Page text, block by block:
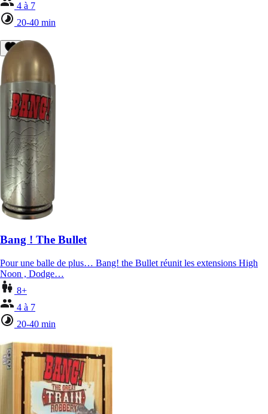
4 à 7
20-40 min
Bang ! The Bullet
Pour une balle de plus… Bang! the Bullet réunit les extensions High
Noon , Dodge…
8+
4 à 7
20-40 min